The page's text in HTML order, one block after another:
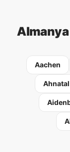
Aachen
Ahnatal